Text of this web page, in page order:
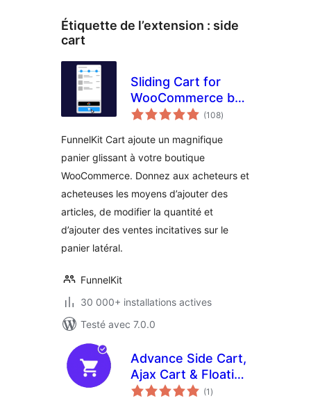
Étiquette de l’extension : side
cart
Sliding Cart for
WooCommerce by
FunnelKit – Skip
WooCommerce
Checkout Faster
(108notes
en
)
FunnelKit Cart ajoute un magnifique
panier glissant à votre boutique
WooCommerce. Donnez aux acheteurs et
acheteuses les moyens d’ajouter des
articles, de modifier la quantité et
d’ajouter des ventes incitatives sur le
panier latéral.
FunnelKit
30 000+ installations actives
Testé avec 7.0.0
Advance Side Cart,
Ajax Cart & Floating
Cart for
(1 notes
en
)